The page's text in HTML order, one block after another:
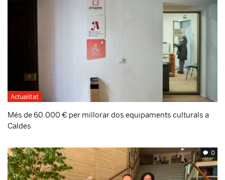
Actualitat
Més de 60.000 € per millorar dos equipaments culturals a
Caldes
0